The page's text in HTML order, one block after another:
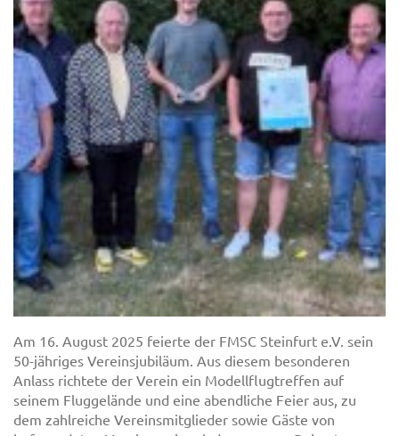
Am 16. August 2025 feierte der FMSC Steinfurt e.V. sein
50-jähriges Vereinsjubiläum. Aus diesem besonderen
Anlass richtete der Verein ein Modellflugtreffen auf
seinem Fluggelände und eine abendliche Feier aus, zu
dem zahlreiche Vereinsmitglieder sowie Gäste von